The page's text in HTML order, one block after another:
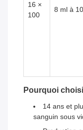
16 ×
100
8 ml à
Pourquoi
14 ans et
sanguin sous